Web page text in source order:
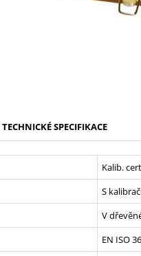
TECHNICKÉ SPECIFIKACE
Kalib.
S
V
EN ISO